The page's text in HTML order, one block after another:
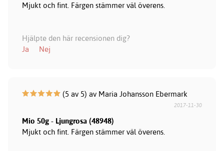
Mjukt och fint. Färgen stämmer väl överens.
Hjälpte den här recensionen dig?
Ja
Nej
(5 av 5) av Maria Johansson Ebermark
2017-11-30
Mio 50g - Ljungrosa (48948)
Mjukt och fint. Färgen stämmer väl överens.